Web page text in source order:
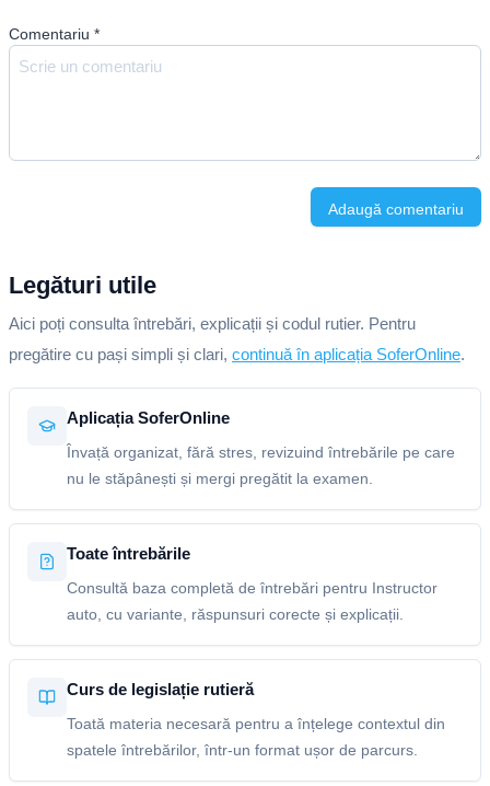
Comentariu *
Adaugă comentariu
Legături utile
Aici poți consulta întrebări, explicații și codul rutier. Pentru
pregătire cu pași simpli și clari, continuă în aplicația SoferOnline.
Aplicația SoferOnline
Învață organizat, fără stres, revizuind întrebările pe care
nu le stăpânești și mergi pregătit la examen.
Toate întrebările
Consultă baza completă de întrebări pentru Instructor
auto, cu variante, răspunsuri corecte și explicații.
Curs de legislație rutieră
Toată materia necesară pentru a înțelege contextul din
spatele întrebărilor, într-un format ușor de parcurs.